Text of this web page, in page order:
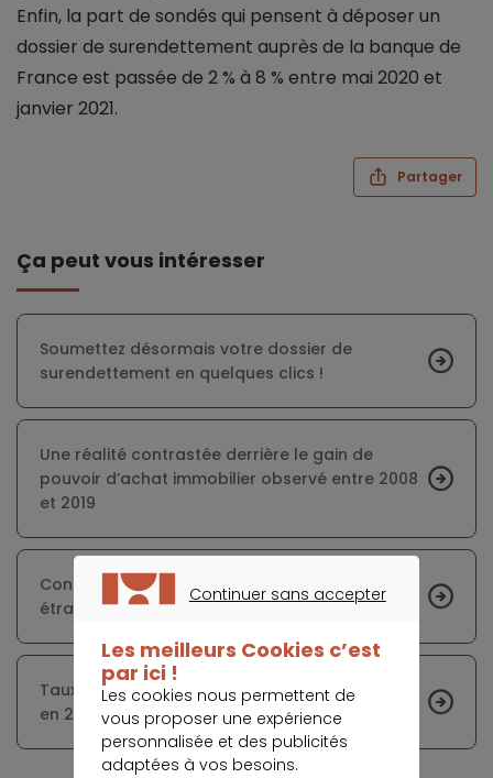
Enfin, la part de sondés qui pensent à déposer un
dossier de surendettement auprès de la banque de
France est passée de 2 % à 8 % entre mai 2020 et
janvier 2021.
Partager
Ça peut vous intéresser
Soumettez désormais votre dossier de
surendettement en quelques clics !
Une réalité contrastée derrière le gain de
pouvoir d’achat immobilier observé entre 2008
et 2019
Contracter un prêt dans une monnaie
étrangère peut être désastreux
Taux de détention de crédit immobilier record
en 2020
Continuer sans accepter
Les meilleurs Cookies c’est
par ici !
Les cookies nous permettent de
vous proposer une expérience
personnalisée et des publicités
adaptées à vos besoins.